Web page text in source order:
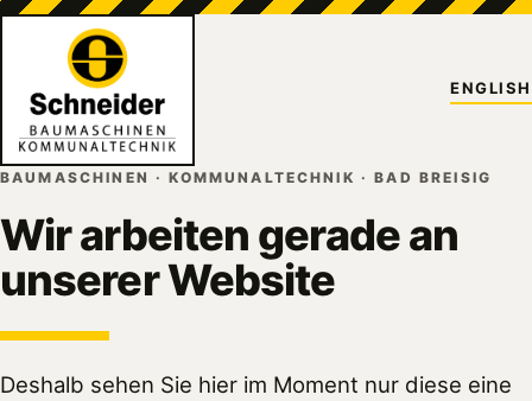
ENGLISH
BAUMASCHINEN · KOMMUNALTECHNIK · BAD BREISIG
Wir arbeiten gerade an
unserer Website
Deshalb sehen Sie hier im Moment nur diese eine